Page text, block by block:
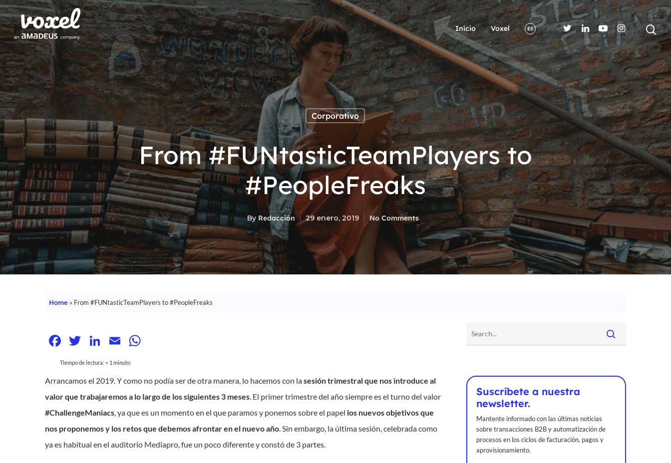
Hit enter to search or ESC to close
Inicio Voxel ES
Corporativo
From #FUNtasticTeamPlayers to
#PeopleFreaks
By Redacción 29 enero, 2019 No Comments
Home » From #FUNtasticTeamPlayers to #PeopleFreaks
Facebook
Twitter
LinkedIn
Email
Tiempo de lectura: < 1 minuto
Arrancamos el 2019. Y como no podía ser de otra manera, lo hacemos con lasesión trimestral que nos introduce al
valor que trabajaremos a lo largo de los siguientes 3 meses. El primer trimestre del año siempre es el turno del valor
#ChallengeManiacs, ya que es un momento en el que paramos y ponemos sobre el papel los nuevos objetivos que
nos proponemos y los retos que debemos afrontar en el nuevo año. Sin embargo, la última sesión, celebrada como
ya es habitual en el auditorio Mediapro, fue un poco diferente y constó de 3 partes.
Suscríbete a nuestra
newsletter.
Mantente informado con las últimas noticias
sobre transacciones B2B y automatización de
procesos en los ciclos de facturación, pagos y
aprovisionamiento.